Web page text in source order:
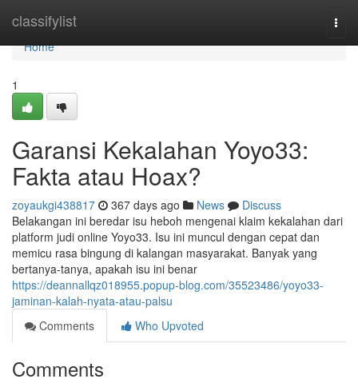
classifylist
Home
Home
1
Garansi Kekalahan Yoyo33:
Fakta atau Hoax?
zoyaukgi438817 367 days ago News
Discuss
Belakangan ini beredar isu heboh mengenai klaim kekalahan dari
platform judi online Yoyo33. Isu ini muncul dengan cepat dan
memicu rasa bingung di kalangan masyarakat. Banyak yang
bertanya-tanya, apakah isu ini benar
https://deannallqz018955.popup-blog.com/35523486/yoyo33-
jaminan-kalah-nyata-atau-palsu
Comments
Who Upvoted
Comments